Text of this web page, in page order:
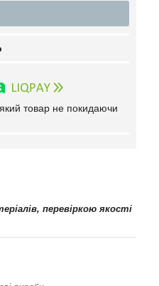
товар не покидаючи
перевіркою якості